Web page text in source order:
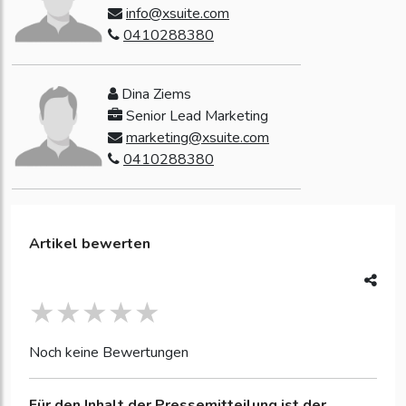
info@xsuite.com
0410288380
Dina Ziems
Senior Lead Marketing
marketing@xsuite.com
0410288380
Artikel bewerten
Noch keine Bewertungen